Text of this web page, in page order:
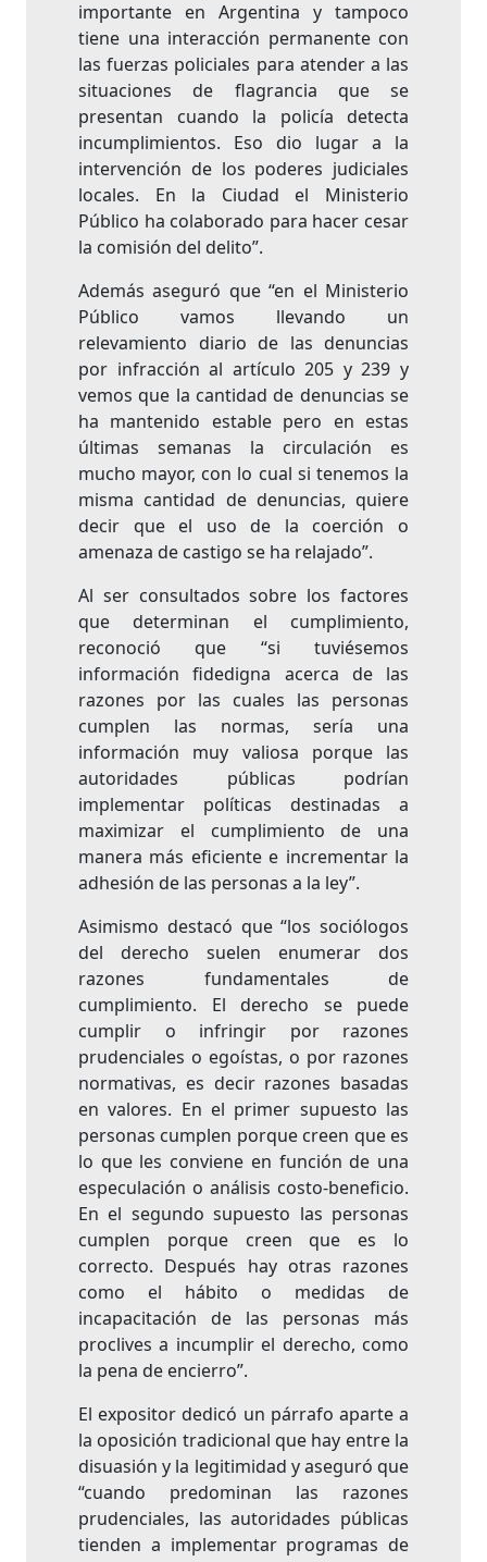
importante en Argentina y tampoco
tiene una interacción permanente con
las fuerzas policiales para atender a las
situaciones de flagrancia que se
presentan cuando la policía detecta
incumplimientos. Eso dio lugar a la
intervención de los poderes judiciales
locales. En la Ciudad el Ministerio
Público ha colaborado para hacer cesar
la comisión del delito”.
Además aseguró que “en el Ministerio
Público vamos llevando un
relevamiento diario de las denuncias
por infracción al artículo 205 y 239 y
vemos que la cantidad de denuncias se
ha mantenido estable pero en estas
últimas semanas la circulación es
mucho mayor, con lo cual si tenemos la
misma cantidad de denuncias, quiere
decir que el uso de la coerción o
amenaza de castigo se ha relajado”.
Al ser consultados sobre los factores
que determinan el cumplimiento,
reconoció que “si tuviésemos
información fidedigna acerca de las
razones por las cuales las personas
cumplen las normas, sería una
información muy valiosa porque las
autoridades públicas podrían
implementar políticas destinadas a
maximizar el cumplimiento de una
manera más eficiente e incrementar la
adhesión de las personas a la ley”.
Asimismo destacó que “los sociólogos
del derecho suelen enumerar dos
razones fundamentales de
cumplimiento. El derecho se puede
cumplir o infringir por razones
prudenciales o egoístas, o por razones
normativas, es decir razones basadas
en valores. En el primer supuesto las
personas cumplen porque creen que es
lo que les conviene en función de una
especulación o análisis costo-beneficio.
En el segundo supuesto las personas
cumplen porque creen que es lo
correcto. Después hay otras razones
como el hábito o medidas de
incapacitación de las personas más
proclives a incumplir el derecho, como
la pena de encierro”.
El expositor dedicó un párrafo aparte a
la oposición tradicional que hay entre la
disuasión y la legitimidad y aseguró que
“cuando predominan las razones
prudenciales, las autoridades públicas
tienden a implementar programas de